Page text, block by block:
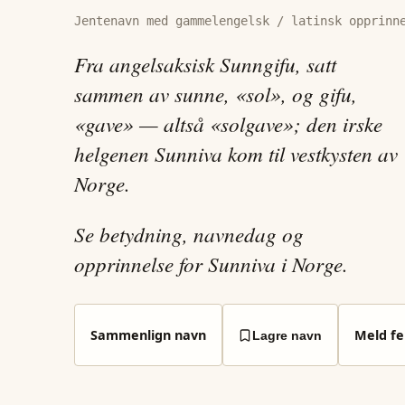
Jentenavn med gammelengelsk / latinsk
Fra angelsaksisk Sunngifu, satt
sammen av sunne, «sol», og gifu,
«gave» — altså «solgave»; den irske
helgenen Sunniva kom til vestkysten av
Norge.
Se betydning, navnedag og
opprinnelse for Sunniva i Norge.
Sammenlign navn Lagre navn Meld